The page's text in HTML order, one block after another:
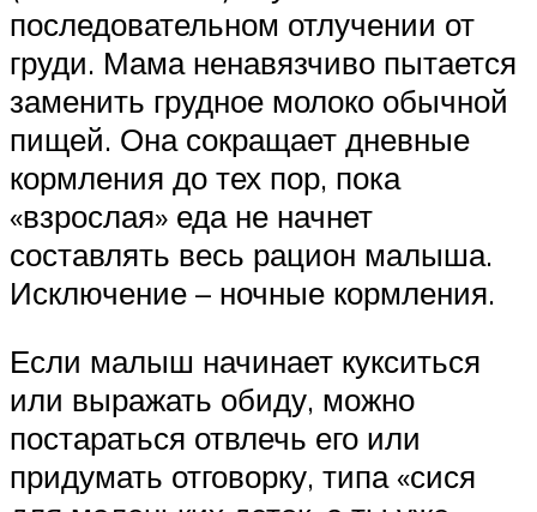
последовательном отлучении от
груди. Мама ненавязчиво пытается
заменить грудное молоко обычной
пищей. Она сокращает дневные
кормления до тех пор, пока
«взрослая» еда не начнет
составлять весь рацион малыша.
Исключение – ночные кормления.
Если малыш начинает кукситься
или выражать обиду, можно
постараться отвлечь его или
придумать отговорку, типа «сися